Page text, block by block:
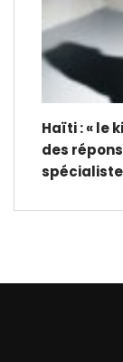
Haïti : « le
des